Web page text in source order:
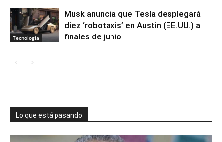
Tecnología
Musk anuncia que Tesla desplegará
diez ‘robotaxis’ en Austin (EE.UU.) a
finales de junio
Lo que está pasando